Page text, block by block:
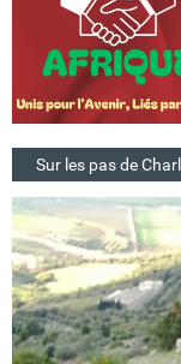
Sur les pas de